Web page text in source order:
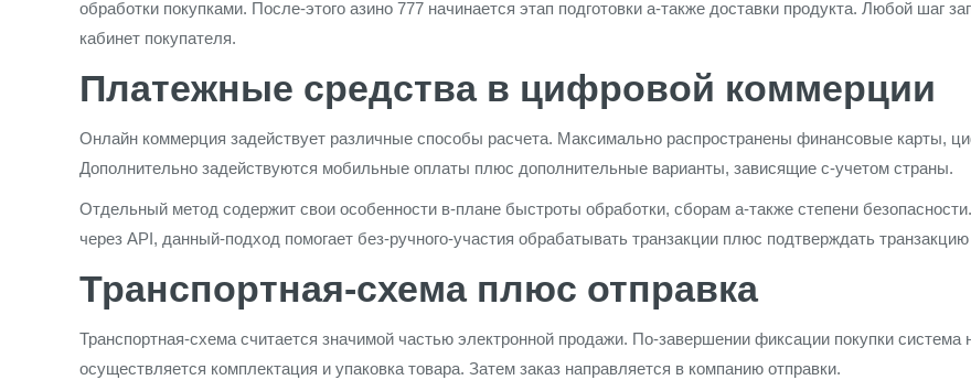
обработки покупками. После-этого азино 777 начинается этап подготовки а-также доставки продукта. Любой шаг
кабинет покупателя.
Платежные средства в цифровой коммерции
Онлайн коммерция задействует различные способы расчета. Максимально распространены финансовые карты,
Дополнительно задействуются мобильные оплаты плюс дополнительные варианты, зависящие с-учетом страны.
Отдельный метод содержит свои особенности в-плане быстроты обработки, сборам а-также степени
через API, данный-подход помогает без-ручного-участия обрабатывать транзакции плюс подтверждать
Транспортная-схема плюс отправка
Транспортная-схема считается значимой частью электронной продажи. По-завершении фиксации покупки
осуществляется комплектация и упаковка товара. Затем заказ направляется в компанию отправки.